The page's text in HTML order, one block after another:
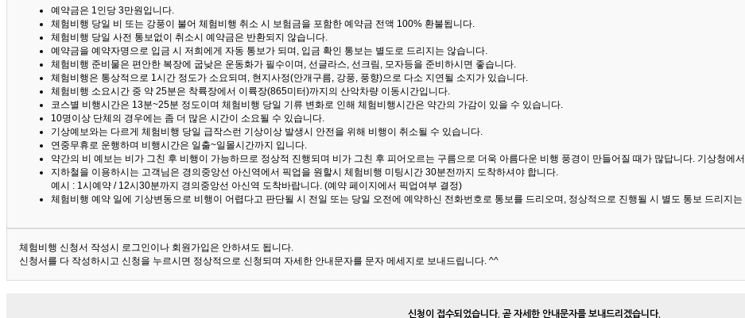
예약금은 1인당 3만원입니다.
체험비행 당일 비 또는 강풍이 불어 체험비행 취소 시 보험금을 포함한 예약금 전액 100% 환불됩니다.
체험비행 당일 사전 통보없이 취소시 예약금은 반환되지 않습니다.
예약금을 예약자명으로 입금 시 저희에게 자동 통보가 되며, 입금 확인 통보는 별도로 드리지는 않습니다.
체험비행 준비물은 편안한 복장에 굽낮은 운동화가 필수이며, 선글라스, 선크림, 모자등을 준비하시면 좋습니다.
체험비행은 통상적으로 1시간 정도가 소요되며, 현지사정(안개구름, 강풍, 풍향)으로 다소 지연될 소지가 있습니다.
체험비행 소요시간 중 약 25분은 착륙장에서 이륙장(865미터)까지의 산악차량 이동시간입니다.
코스별 비행시간은 13분~25분 정도이며 체험비행 당일 기류 변화로 인해 체험비행시간은 약간의 가감이 있을 수 있습니다.
10명이상 단체의 경우에는 좀 더 많은 시간이 소요될 수 있습니다.
기상예보와는 다르게 체험비행 당일 급작스런 기상이상 발생시 안전을 위해 비행이 취소될 수 있습니다.
연중무휴로 운행하며 비행시간은 일출~일몰시간까지 입니다.
약간의 비 예보는 비가 그친 후 비행이 가능하므로 정상적 진행되며 비가 그친 후 피어오르는 구름으로 더욱 아름다운 비행 풍경이 만들어질 때가 많답니다. 기상청에
지하철을 이용하시는 고객님은 경의중앙선 아신역에서 픽업을 원할시 체험비행 미팅시간 30분전까지 도착하셔야 합니다.
예시 : 1시예약 / 12시30분까지 경의중앙선 아신역 도착바랍니다. (예약 페이지에서 픽업여부 결정)
체험비행 예약 일에 기상변동으로 비행이 어렵다고 판단될 시 전일 또는 당일 오전에 예약하신 전화번호로 통보를 드리오며, 정상적으로 진행될 시 별도 통보 드리지는
체험비행 신청서 작성시 로그인이나 회원가입은 안하셔도 됩니다.
신청서를 다 작성하시고 신청을 누르시면 정상적으로 신청되며 자세한 안내문자를 문자 메세지로 보내드립니다. ^^
신청이 접수되었습니다. 곧 자세한 안내문자를 보내드리겠습니다.